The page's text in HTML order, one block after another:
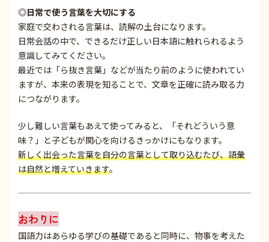
◎日常で使う言葉を大切にする
家庭で交わされる言葉は、読解の土台になります。
日常会話の中で、できるだけ正しい日本語に触れられるよう
意識してみてください。
最近では「ら抜き言葉」などが当たり前のように使われてい
ますが、本来の表現を知ることで、文章を正確に読み取る力
につながります。
少し難しい言葉もあえて使ってみると、「それどういう意
味？」と子どもが関心を向けるきっかけにもなります。
新しく出会った言葉を自分の言葉として取り込むたび、語彙
は自然と増えていきます。
おわりに
国語力はあらゆる学びの基礎であると同時に、物事を考えた